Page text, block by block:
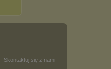
Skontaktuj się z nami